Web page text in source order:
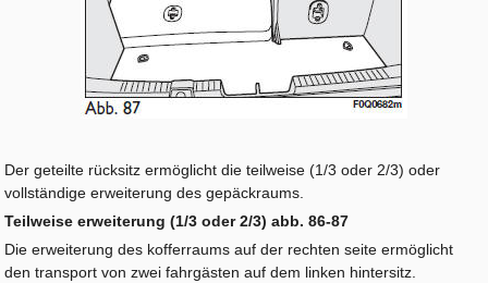
Der geteilte rücksitz ermöglicht die teilweise (1/3 oder 2/3) oder
vollständige erweiterung des gepäckraums.
Teilweise erweiterung (1/3 oder 2/3) abb. 86-87
Die erweiterung des kofferraums auf der rechten seite ermöglicht
den transport von zwei fahrgästen auf dem linken hintersitz.